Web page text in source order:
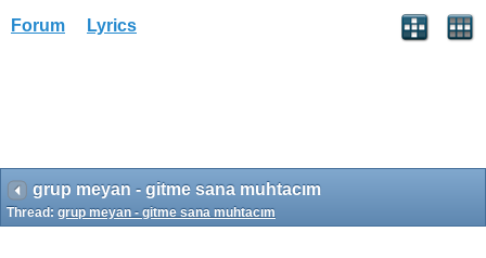
Forum Lyrics
grup meyan - gitme sana muhtacım
Thread: grup meyan - gitme sana muhtacım